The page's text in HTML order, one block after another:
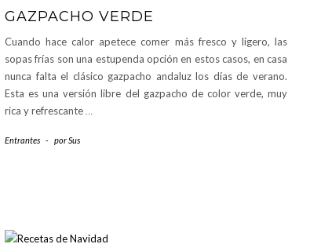
GAZPACHO VERDE
Cuando hace calor apetece comer más fresco y ligero, las
sopas frías son una estupenda opción en estos casos, en casa
nunca falta el clásico gazpacho andaluz los días de verano.
Esta es una versión libre del gazpacho de color verde, muy
rica y refrescante …
Entrantes - porSus